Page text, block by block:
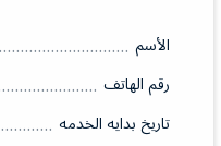
الأسم
رقم الهاتف
تاريخ بدايه الخدمه